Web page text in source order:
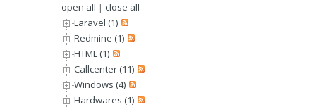
open all | close all
Laravel (1)
Redmine (1)
HTML (1)
Callcenter (11)
Windows (4)
Hardwares (1)